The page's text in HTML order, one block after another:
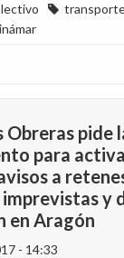
Obreras pide
para
a
y
en Aragón
- 14:33